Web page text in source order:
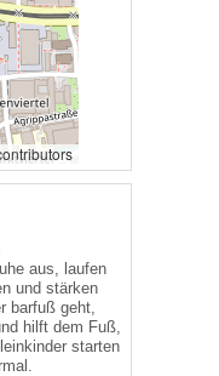
aus, laufen
und stärken
barfuß geht,
hilft dem Fuß,
starten